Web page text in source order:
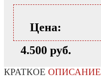
Цена:
4.500 руб.
КРАТКОЕ ОПИСАНИЕ